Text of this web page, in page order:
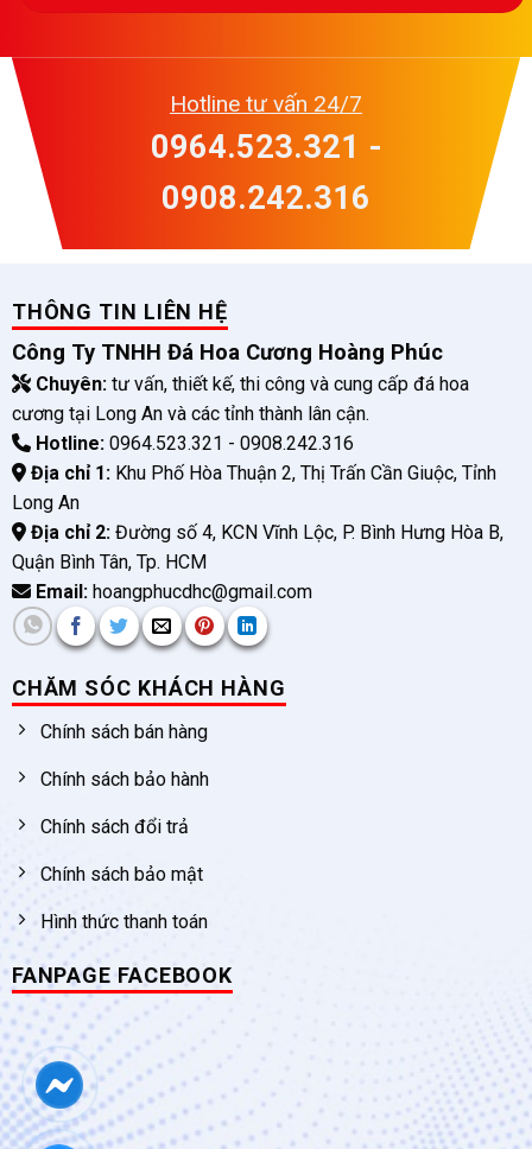
Hotline tư vấn 24/7
0964.523.321 -
0908.242.316
THÔNG TIN LIÊN HỆ
Công Ty TNHH Đá Hoa Cương Hoàng Phúc
Chuyên:tư vấn, thiết kế, thi công và cung cấp đá hoa
cương tại Long An và các tỉnh thành lân cận.
Hotline:0964.523.321 - 0908.242.316
Địa chỉ 1:Khu Phố Hòa Thuận 2, Thị Trấn Cần Giuộc, Tỉnh
Long An
Địa chỉ 2:Đường số 4, KCN Vĩnh Lộc, P. Bình Hưng Hòa B,
Quận Bình Tân, Tp. HCM
Email:hoangphucdhc@gmail.com
CHĂM SÓC KHÁCH HÀNG
Chính sách bán hàng
Chính sách bảo hành
Chính sách đổi trả
Chính sách bảo mật
Hình thức thanh toán
FANPAGE FACEBOOK